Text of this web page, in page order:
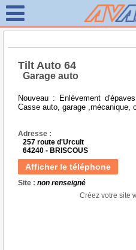
Tilt Auto 64
Garage auto
Nouveau : Enlèvement
Casse auto, garage ,mécanique,
Adresse :
257 route d'Urcuit
64240 - BRISCOUS
Afficher le téléphone
Site : non renseigné
Créez votre site